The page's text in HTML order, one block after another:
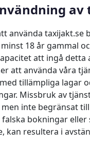
av
använda taxijakt.se
18 år gammal
att ingå detta
att använda våra
tillämpliga lagar
Missbruk av
men inte begränsat
bokningar eller
kan resultera i